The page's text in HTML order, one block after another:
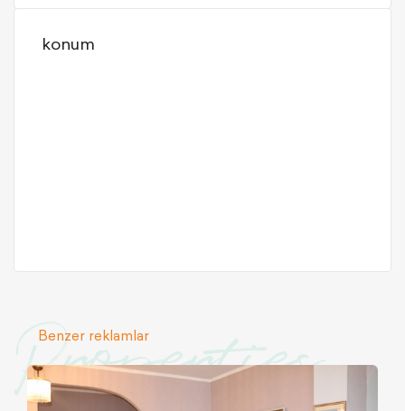
konum
Properties
Benzer reklamlar